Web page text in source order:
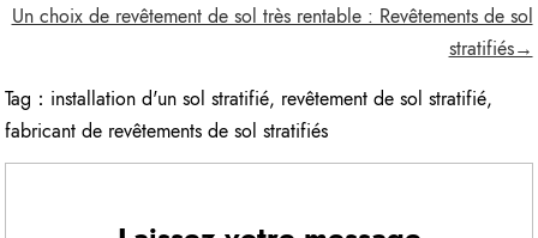
Un choix de revêtement de sol très rentable : Revêtements de sol
stratifiés→
Tag： installation d'un sol stratifié, revêtement de sol stratifié,
fabricant de revêtements de sol stratifiés